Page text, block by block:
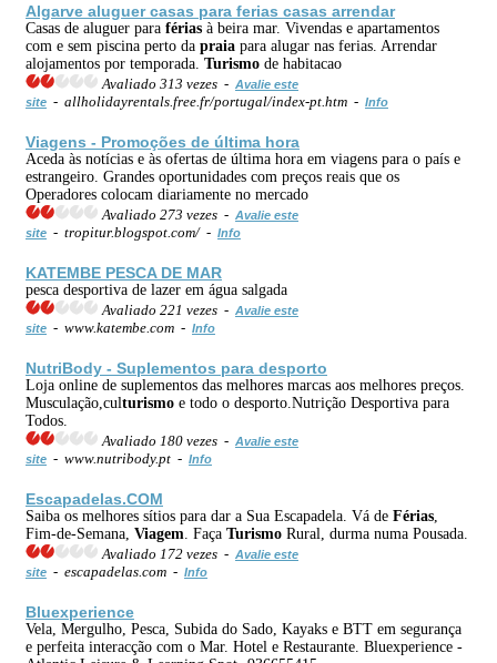
Algarve aluguer casas para ferias casas arrendar
Casas de aluguer para férias à beira mar. Vivendas e apartamentos
com e sem piscina perto da praia para alugar nas ferias. Arrendar
alojamentos por temporada. Turismo de habitacao
Avaliado 313 vezes - Avalie este
site - allholidayrentals.free.fr/portugal/index-pt.htm - Info
Viagens - Promoções de última hora
Aceda às notícias e às ofertas de última hora em viagens para o país e
estrangeiro. Grandes oportunidades com preços reais que os
Operadores colocam diariamente no mercado
Avaliado 273 vezes - Avalie este
site - tropitur.blogspot.com/ - Info
KATEMBE PESCA DE MAR
pesca desportiva de lazer em água salgada
Avaliado 221 vezes - Avalie este
site - www.katembe.com - Info
NutriBody - Suplementos para desporto
Loja online de suplementos das melhores marcas aos melhores preços.
Musculação,culturismo e todo o desporto.Nutrição Desportiva para
Todos.
Avaliado 180 vezes - Avalie este
site - www.nutribody.pt - Info
Escapadelas.COM
Saiba os melhores sítios para dar a Sua Escapadela. Vá de Férias
Fim-de-Semana, Viagem . Faça Turismo Rural, durma numa Pousada.
Avaliado 172 vezes - Avalie este
site - escapadelas.com - Info
Bluexperience
Vela, Mergulho, Pesca, Subida do Sado, Kayaks e BTT em segurança
e perfeita interacção com o Mar. Hotel e Restaurante. Bluexperience -